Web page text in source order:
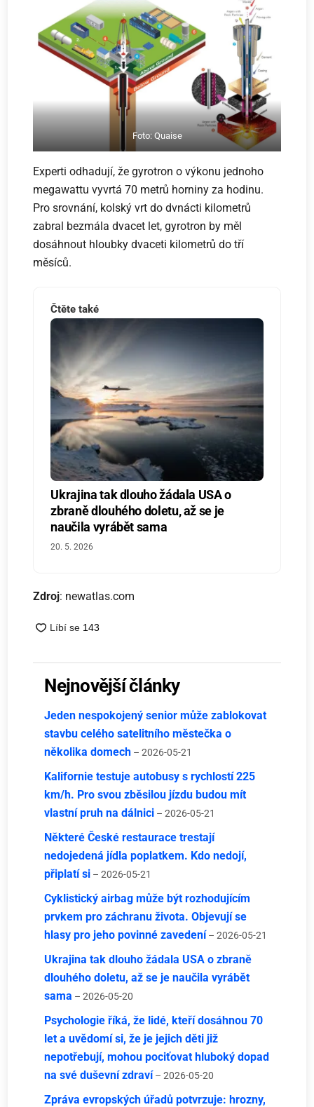
Foto: Quaise
Experti odhadují, že gyrotron o výkonu jednoho
megawattu vyvrtá 70 metrů horniny za hodinu.
Pro srovnání, kolský vrt do dvnácti kilometrů
zabral bezmála dvacet let, gyrotron by měl
dosáhnout hloubky dvaceti kilometrů do tří
měsíců.
Čtěte také
Ukrajina tak dlouho žádala USA o
zbraně dlouhého doletu, až se je
naučila vyrábět sama
20. 5. 2026
Zdroj: newatlas.com
Nejnovější články
Jeden nespokojený senior může zablokovat
stavbu celého satelitního městečka o
několika domech – 2026-05-21
Kalifornie testuje autobusy s rychlostí 225
km/h. Pro svou zběsilou jízdu budou mít
vlastní pruh na dálnici – 2026-05-21
Některé České restaurace trestají
nedojedená jídla poplatkem. Kdo nedojí,
připlatí si – 2026-05-21
Cyklistický airbag může být rozhodujícím
prvkem pro záchranu života. Objevují se
hlasy pro jeho povinné zavedení – 2026-05-21
Ukrajina tak dlouho žádala USA o zbraně
dlouhého doletu, až se je naučila vyrábět
sama – 2026-05-20
Psychologie říká, že lidé, kteří dosáhnou 70
let a uvědomí si, že je jejich děti již
nepotřebují, mohou pociťovat hluboký dopad
na své duševní zdraví – 2026-05-20
Zpráva evropských úřadů potvrzuje: hrozny,